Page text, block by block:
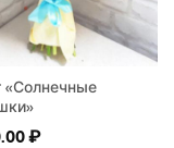
«Солнечные
₽